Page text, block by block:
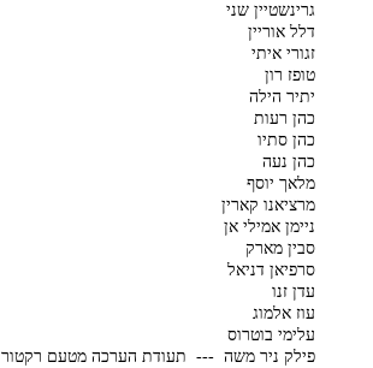
גרינשטיין שני
דלל אוריין
זגורי איתי
טופז רון
יתיר הילה
כהן רעות
כהן סתיו
כהן נעה
מלאך יוסף
מרציאנו קארין
ניימן אמילי אן
סבין מארק
סרפיאן דניאל
עדן זנו
עוז אלמוג
עלימי בוטרוס
פילק ניר משה --- תעודת הערכה מטעם רקטור